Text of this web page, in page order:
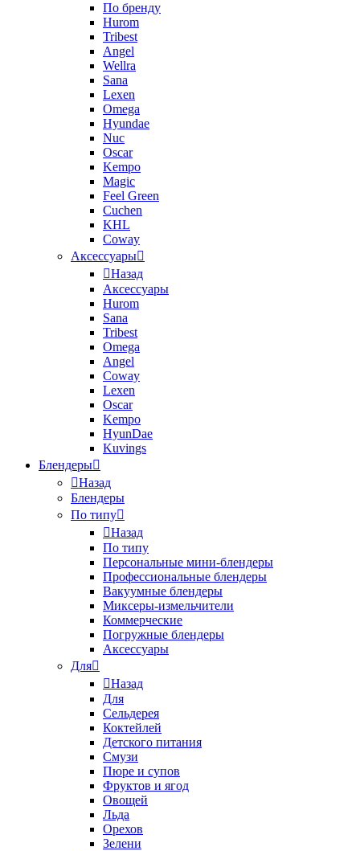
По бренду
Hurom
Tribest
Angel
Wellra
Sana
Lexen
Omega
Hyundae
Nuc
Oscar
Kempo
Magic
Feel Green
Cuchen
KHL
Coway
Аксессуары
Назад
Аксессуары
Hurom
Sana
Tribest
Omega
Angel
Coway
Lexen
Oscar
Kempo
HyunDae
Kuvings
Блендеры
Назад
Блендеры
По типу
Назад
По типу
Персональные мини-блендеры
Профессиональные блендеры
Вакуумные блендеры
Миксеры-измельчители
Коммерческие
Погружные блендеры
Аксессуары
Для
Назад
Для
Сельдерея
Коктейлей
Детского питания
Смузи
Пюре и супов
Фруктов и ягод
Овощей
Льда
Орехов
Зелени